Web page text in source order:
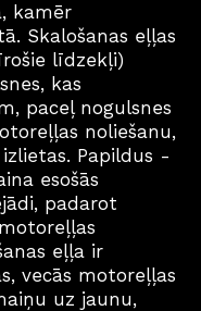
kamēr
Skalošanas eļļas
līdzekļi)
kas
paceļ nogulsnes
noliešanu,
Papildus -
esošās
padarot
eļļa ir
vecās motoreļļas
uz jaunu,